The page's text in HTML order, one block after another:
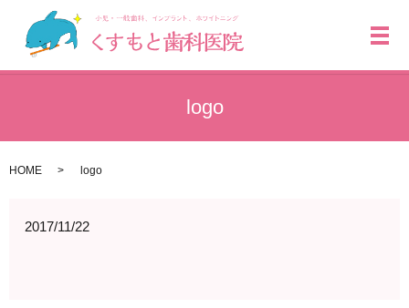
メ
logo
HOME logo
2017/11/22